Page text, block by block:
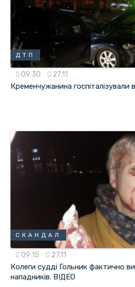
ДТП
09:30 27.11
Кременчужанина госпіталізували
СКАНДАЛ
09:15 27.11
Колеги cудді Гольник фактично
нападників. ВІДЕО